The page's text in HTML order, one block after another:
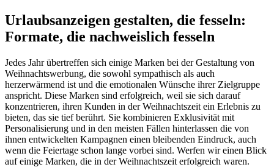
Urlaubsanzeigen gestalten, die fesseln:
Formate, die nachweislich fesseln
Jedes Jahr übertreffen sich einige Marken bei der Gestaltung von
Weihnachtswerbung, die sowohl sympathisch als auch
herzerwärmend ist und die emotionalen Wünsche ihrer Zielgruppe
anspricht. Diese Marken sind erfolgreich, weil sie sich darauf
konzentrieren, ihren Kunden in der Weihnachtszeit ein Erlebnis zu
bieten, das sie tief berührt. Sie kombinieren Exklusivität mit
Personalisierung und in den meisten Fällen hinterlassen die von
ihnen entwickelten Kampagnen einen bleibenden Eindruck, auch
wenn die Feiertage schon lange vorbei sind. Werfen wir einen Blick
auf einige Marken, die in der Weihnachtszeit erfolgreich waren.